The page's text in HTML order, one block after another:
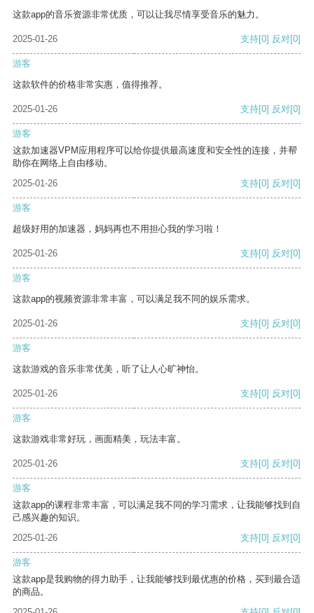
这款app的音乐资源非常优质，可以让我尽情享受音乐的魅力。
2025-01-26 支持[0] 反对[0]
游客
这款软件的价格非常实惠，值得推荐。
2025-01-26 支持[0] 反对[0]
游客
这款加速器VPM应用程序可以给你提供最高速度和安全性的连接，并帮
助你在网络上自由移动。
2025-01-26
支持[0] 反对[0]
游客
超级好用的加速器，妈妈再也不用担心我的学习啦！
2025-01-26 支持[0] 反对[0]
游客
这款app的视频资源非常丰富，可以满足我不同的娱乐需求。
2025-01-26 支持[0] 反对[0]
游客
这款游戏的音乐非常优美，听了让人心旷神怡。
2025-01-26 支持[0] 反对[0]
游客
这款游戏非常好玩，画面精美，玩法丰富。
2025-01-26 支持[0] 反对[0]
游客
这款app的课程非常丰富，可以满足我不同的学习需求，让我能够找到自
己感兴趣的知识。
2025-01-26
支持[0] 反对[0]
游客
这款app是我购物的得力助手，让我能够找到最优惠的价格，买到最合适
的商品。